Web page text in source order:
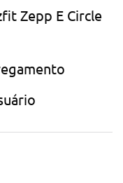
Zepp E Circle